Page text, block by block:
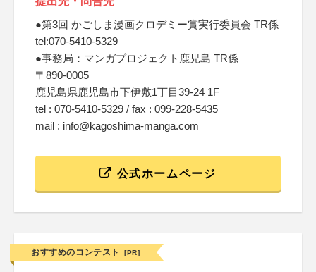
●第3回 かごしま漫画クロデミー賞実行委員会 TR係
tel:070-5410-5329
●事務局：マンガプロジェクト鹿児島 TR係
〒890-0005
鹿児島県鹿児島市下伊敷1丁目39-24 1F
tel : 070-5410-5329 / fax : 099-228-5435
mail : info@kagoshima-manga.com
公式ホームページ
おすすめのコンテスト [PR]